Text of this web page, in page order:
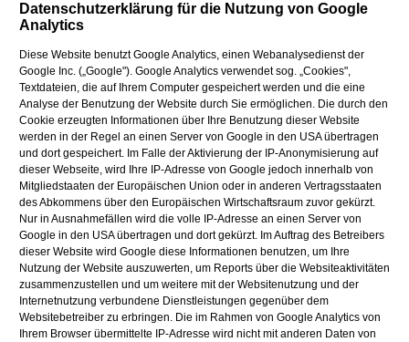
Datenschutzerklärung für die Nutzung von Google
Analytics
Diese Website benutzt Google Analytics, einen Webanalysedienst der
Google Inc. („Google"). Google Analytics verwendet sog. „Cookies",
Textdateien, die auf Ihrem Computer gespeichert werden und die eine
Analyse der Benutzung der Website durch Sie ermöglichen. Die durch den
Cookie erzeugten Informationen über Ihre Benutzung dieser Website
werden in der Regel an einen Server von Google in den USA übertragen
und dort gespeichert. Im Falle der Aktivierung der IP-Anonymisierung auf
dieser Webseite, wird Ihre IP-Adresse von Google jedoch innerhalb von
Mitgliedstaaten der Europäischen Union oder in anderen Vertragsstaaten
des Abkommens über den Europäischen Wirtschaftsraum zuvor gekürzt.
Nur in Ausnahmefällen wird die volle IP-Adresse an einen Server von
Google in den USA übertragen und dort gekürzt. Im Auftrag des Betreibers
dieser Website wird Google diese Informationen benutzen, um Ihre
Nutzung der Website auszuwerten, um Reports über die Websiteaktivitäten
zusammenzustellen und um weitere mit der Websitenutzung und der
Internetnutzung verbundene Dienstleistungen gegenüber dem
Websitebetreiber zu erbringen. Die im Rahmen von Google Analytics von
Ihrem Browser übermittelte IP-Adresse wird nicht mit anderen Daten von